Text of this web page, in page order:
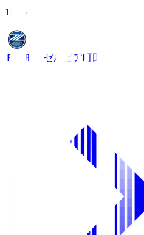
19:06
ＦＣ町田ゼルビア町田